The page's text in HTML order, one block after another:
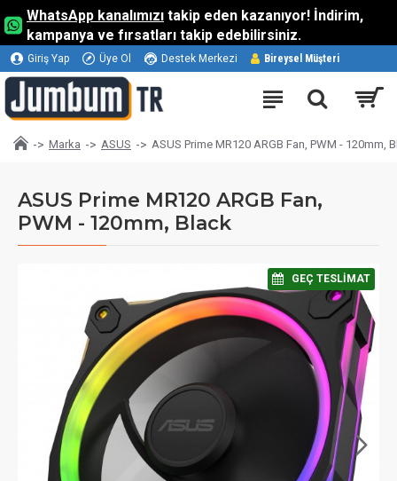
WhatsApp kanalımızı takip eden kazanıyor! İndirim,
kampanya ve fırsatları takip edebilirsiniz.
Giriş Yap Üye Ol Destek Merkezi Bireysel Müşteri
Marka ASUS ASUS Prime MR120 ARGB Fan, PWM - 120mm,
ASUS Prime MR120 ARGB Fan,
PWM - 120mm, Black
⠀GEÇ TESLIMAT